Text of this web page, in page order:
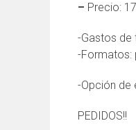
– Precio:
-Gastos de
-Formatos:
-Opción de
PEDIDOS!!